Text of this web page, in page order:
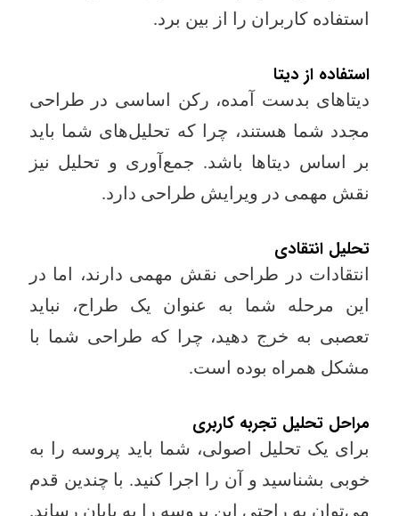
استفاده کاربران را از بین برد.
استفاده از دیتا
دیتاهای بدست آمده، رکن اساسی در طراحی
مجدد شما هستند، چرا که تحلیل‌های شما باید
بر اساس دیتاها باشد. جمع‌آوری و تحلیل نیز
نقش مهمی در ویرایش طراحی دارد.
تحلیل انتقادی
انتقادات در طراحی نقش مهمی دارند، اما در
این مرحله شما به عنوان یک طراح، نباید
تعصبی به خرج دهید، چرا که طراحی شما با
مشکل همراه بوده است.
مراحل تحلیل تجربه کاربری
برای یک تحلیل اصولی، شما باید پروسه را به
خوبی بشناسید و آن را اجرا کنید. با چندین قدم
می‌توان به راحتی این پروسه را به پایان رساند.